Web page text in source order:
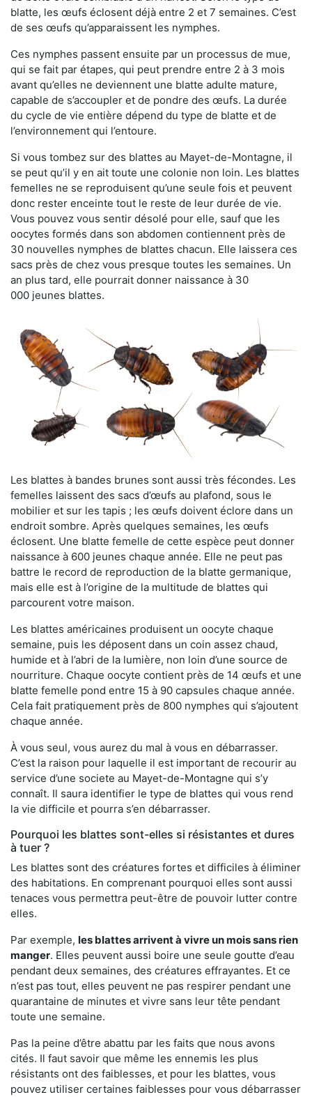
blatte, les œufs éclosent déjà entre 2 et 7 semaines. C’est
de ses œufs qu’apparaissent les nymphes.
Ces nymphes passent ensuite par un processus de mue,
qui se fait par étapes, qui peut prendre entre 2 à 3 mois
avant qu’elles ne deviennent une blatte adulte mature,
capable de s’accoupler et de pondre des œufs. La durée
du cycle de vie entière dépend du type de blatte et de
l’environnement qui l’entoure.
Si vous tombez sur des blattes au Mayet-de-Montagne, il
se peut qu’il y en ait toute une colonie non loin. Les blattes
femelles ne se reproduisent qu’une seule fois et peuvent
donc rester enceinte tout le reste de leur durée de vie.
Vous pouvez vous sentir désolé pour elle, sauf que les
oocytes formés dans son abdomen contiennent près de
30 nouvelles nymphes de blattes chacun. Elle laissera ces
sacs près de chez vous presque toutes les semaines. Un
an plus tard, elle pourrait donner naissance à 30
000 jeunes blattes.
Les blattes à bandes brunes sont aussi très fécondes. Les
femelles laissent des sacs d’œufs au plafond, sous le
mobilier et sur les tapis ; les œufs doivent éclore dans un
endroit sombre. Après quelques semaines, les œufs
éclosent. Une blatte femelle de cette espèce peut donner
naissance à 600 jeunes chaque année. Elle ne peut pas
battre le record de reproduction de la blatte germanique,
mais elle est à l’origine de la multitude de blattes qui
parcourent votre maison.
Les blattes américaines produisent un oocyte chaque
semaine, puis les déposent dans un coin assez chaud,
humide et à l’abri de la lumière, non loin d’une source de
nourriture. Chaque oocyte contient près de 14 œufs et une
blatte femelle pond entre 15 à 90 capsules chaque année.
Cela fait pratiquement près de 800 nymphes qui s’ajoutent
chaque année.
À vous seul, vous aurez du mal à vous en débarrasser.
C’est la raison pour laquelle il est important de recourir au
service d’une societe au Mayet-de-Montagne qui s’y
connaît. Il saura identifier le type de blattes qui vous rend
la vie difficile et pourra s’en débarrasser.
Pourquoi les blattes sont-elles si résistantes et dures
à tuer ?
Les blattes sont des créatures fortes et difficiles à éliminer
des habitations. En comprenant pourquoi elles sont aussi
tenaces vous permettra peut-être de pouvoir lutter contre
elles.
Par exemple, les blattes arrivent à vivre un mois sans rien
manger. Elles peuvent aussi boire une seule goutte d’eau
pendant deux semaines, des créatures effrayantes. Et ce
n’est pas tout, elles peuvent ne pas respirer pendant une
quarantaine de minutes et vivre sans leur tête pendant
toute une semaine.
Pas la peine d’être abattu par les faits que nous avons
cités. Il faut savoir que même les ennemis les plus
résistants ont des faiblesses, et pour les blattes, vous
pouvez utiliser certaines faiblesses pour vous débarrasser